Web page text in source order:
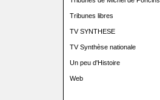
Tribunes libres
TV SYNTHESE
TV Synthèse nationale
Un peu d'Histoire
Web